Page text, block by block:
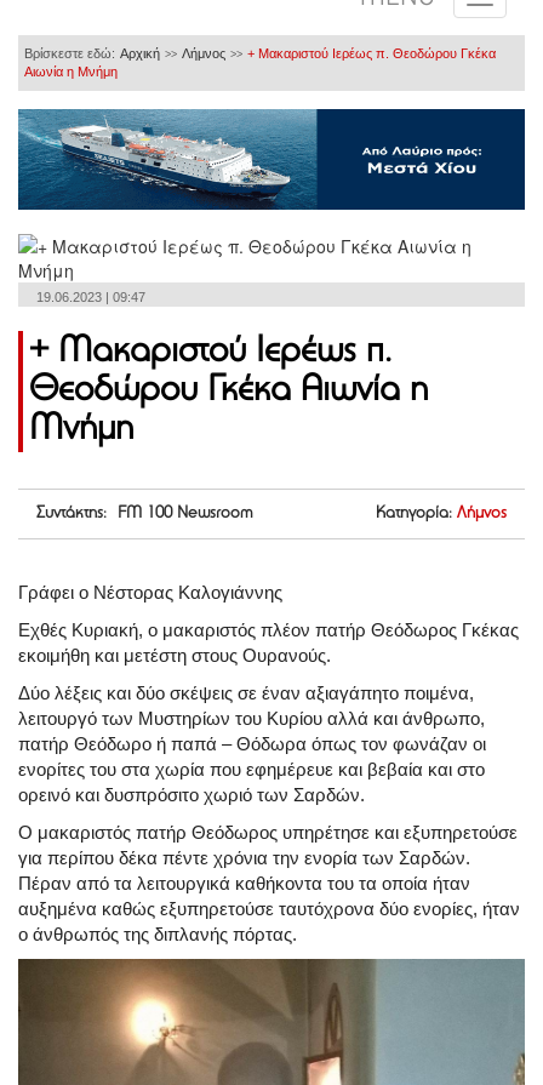
Βρίσκεστε εδώ: Αρχική >> Λήμνος >> + Μακαριστού Ιερέως π. Θεοδώρου Γκέκα
Αιωνία η Μνήμη
19.06.2023 | 09:47
+ Μακαριστού Ιερέως π.
Θεοδώρου Γκέκα Αιωνία η
Μνήμη
Συντάκτης: FM 100 Newsroom Κατηγορία: Λήμνος
Γράφει ο Νέστορας Καλογιάννης
Εχθές Κυριακή, ο μακαριστός πλέον πατήρ Θεόδωρος Γκέκας
εκοιμήθη και μετέστη στους Ουρανούς.
Δύο λέξεις και δύο σκέψεις σε έναν αξιαγάπητο ποιμένα,
λειτουργό των Μυστηρίων του Κυρίου αλλά και άνθρωπο,
πατήρ Θεόδωρο ή παπά – Θόδωρα όπως τον φωνάζαν οι
ενορίτες του στα χωρία που εφημέρευε και βεβαία και στο
ορεινό και δυσπρόσιτο χωριό των Σαρδών.
Ο μακαριστός πατήρ Θεόδωρος υπηρέτησε και εξυπηρετούσε
για περίπου δέκα πέντε χρόνια την ενορία των Σαρδών.
Πέραν από τα λειτουργικά καθήκοντα του τα οποία ήταν
αυξημένα καθώς εξυπηρετούσε ταυτόχρονα δύο ενορίες, ήταν
ο άνθρωπός της διπλανής πόρτας.